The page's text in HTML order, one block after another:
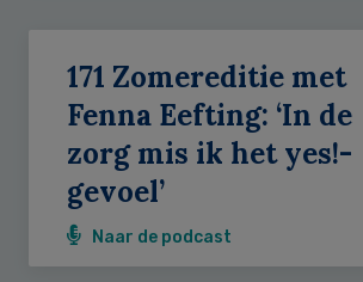
171 Zomereditie met
Fenna Eefting: ‘In de
zorg mis ik het yes!-
gevoel’
Naar de podcast